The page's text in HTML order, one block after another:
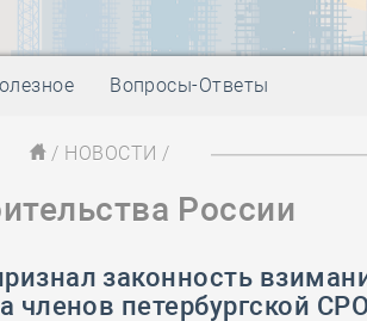
01 мая-
09 мая -
10 ноября
01 мая -
09 мая-
Вопросы-Ответы
/ НОВОСТИ /
России
законность
членов петербургской